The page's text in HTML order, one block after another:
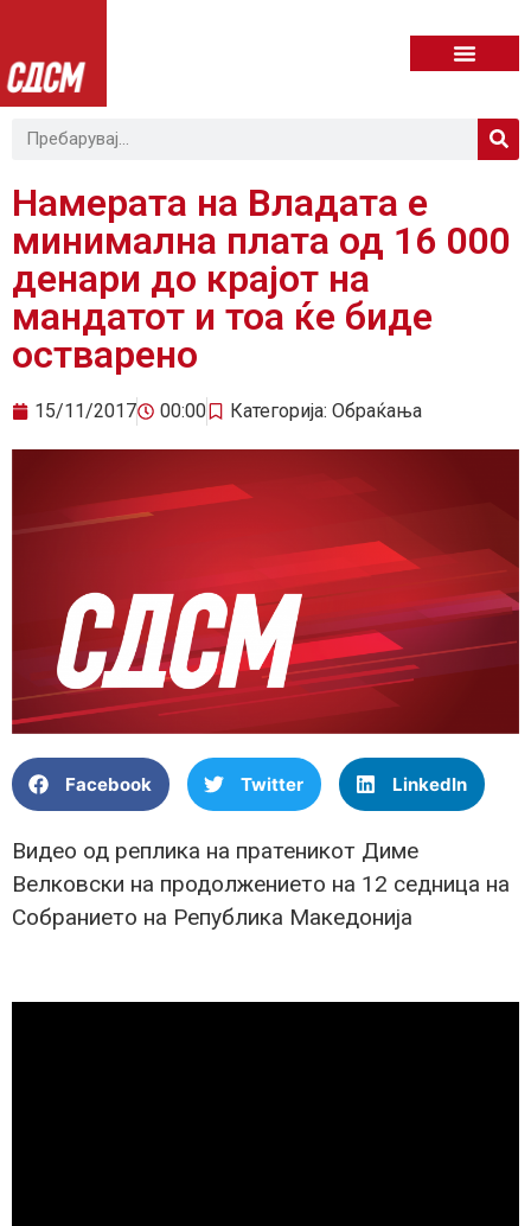
Намерата на Владата е
минимална плата од 16 000
денари до крајот на
мандатот и тоа ќе биде
остварено
15/11/2017 00:00 Категорија: Обраќања
Facebook Twitter LinkedIn
Видео од реплика на пратеникот Диме
Велковски на продолжението на 12 седница на
Собранието на Република Македонија